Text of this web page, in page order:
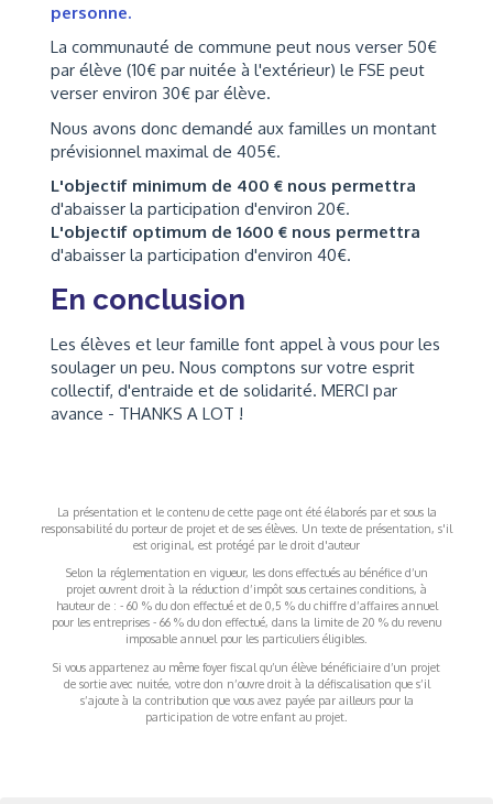
personne.
La communauté de commune peut nous verser 50€
par élève (10€ par nuitée à l'extérieur) le FSE peut
verser environ 30€ par élève.
Nous avons donc demandé aux familles un montant
prévisionnel maximal de 405€.
L'objectif minimum de 400 € nous permettra
d'abaisser la participation d'environ 20€.
L'objectif optimum de 1600 € nous permettra
d'abaisser la participation d'environ 40€.
En conclusion
Les élèves et leur famille font appel à vous pour les
soulager un peu. Nous comptons sur votre esprit
collectif, d'entraide et de solidarité. MERCI par
avance - THANKS A LOT !
La présentation et le contenu de cette page ont été élaborés par et sous la
responsabilité du porteur de projet et de ses élèves. Un texte de présentation, s'il
est original, est protégé par le droit d'auteur
Selon la réglementation en vigueur, les dons effectués au bénéfice d’un
projet ouvrent droit à la réduction d’impôt sous certaines conditions, à
hauteur de : - 60 % du don effectué et de 0,5 % du chiffre d’affaires annuel
pour les entreprises - 66 % du don effectué, dans la limite de 20 % du revenu
imposable annuel pour les particuliers éligibles.
Si vous appartenez au même foyer fiscal qu’un élève bénéficiaire d’un projet
de sortie avec nuitée, votre don n’ouvre droit à la défiscalisation que s’il
s’ajoute à la contribution que vous avez payée par ailleurs pour la
participation de votre enfant au projet.